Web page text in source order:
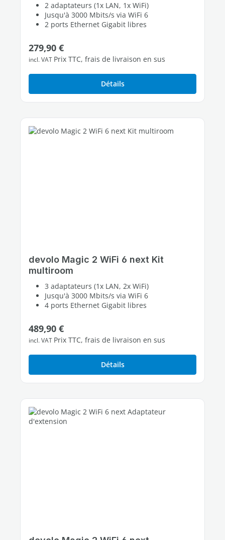
2 adaptateurs (1x LAN, 1x WiFi)
Jusqu'à 3000 Mbits/s via WiFi 6
2 ports Ethernet Gigabit libres
Prix régulier :
279,90 €
incl. VAT Prix TTC, frais de livraison en sus
Détails
devolo Magic 2 WiFi 6 next Kit
multiroom
3 adaptateurs (1x LAN, 2x WiFi)
Jusqu'à 3000 Mbits/s via WiFi 6
4 ports Ethernet Gigabit libres
Prix régulier :
489,90 €
incl. VAT Prix TTC, frais de livraison en sus
Détails